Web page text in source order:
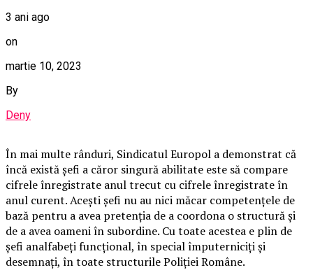
3 ani ago
on
martie 10, 2023
By
Deny
În mai multe rânduri, Sindicatul Europol a demonstrat că
încă există șefi a căror singură abilitate este să compare
cifrele înregistrate anul trecut cu cifrele înregistrate în
anul curent. Acești șefi nu au nici măcar competențele de
bază pentru a avea pretenția de a coordona o structură și
de a avea oameni în subordine. Cu toate acestea e plin de
șefi analfabeți funcțional, în special împuterniciți și
desemnați, în toate structurile Poliției Române.